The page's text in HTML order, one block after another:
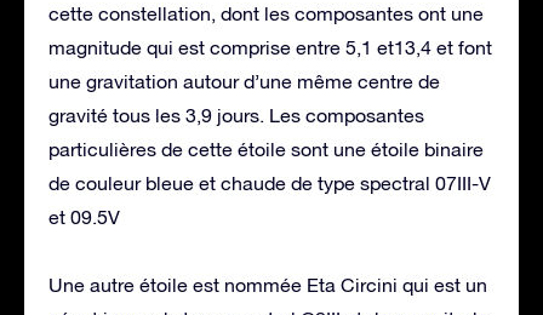
cette constellation, dont les composantes ont une
magnitude qui est comprise entre 5,1 et13,4 et font
une gravitation autour d’une même centre de
gravité tous les 3,9 jours. Les composantes
particulières de cette étoile sont une étoile binaire
de couleur bleue et chaude de type spectral 07III-V
et 09.5V
Une autre étoile est nommée Eta Circini qui est un